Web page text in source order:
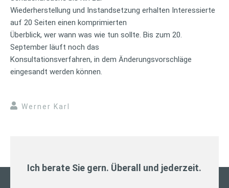
Wiederherstellung und Instandsetzung erhalten Interessierte
auf 20 Seiten einen komprimierten
Überblick, wer wann was wie tun sollte. Bis zum 20.
September läuft noch das
Konsultationsverfahren, in dem Änderungsvorschläge
eingesandt werden können.
Werner Karl
Ich berate Sie gern. Überall und jederzeit.